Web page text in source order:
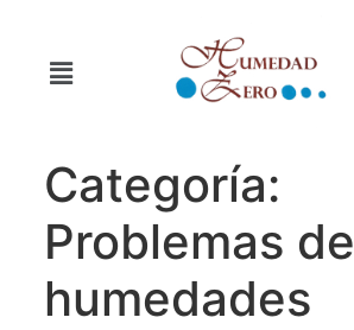
Categoría:
Problemas de
humedades